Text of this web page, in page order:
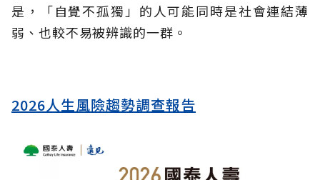
是，「自覺不孤獨」的人可能同時是社會連結薄
弱、也較不易被辨識的一群。
2026人生風險趨勢調查報告